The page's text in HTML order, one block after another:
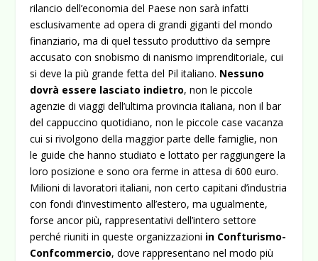
rilancio dell’economia del Paese non sarà infatti
esclusivamente ad opera di grandi giganti del mondo
finanziario, ma di quel tessuto produttivo da sempre
accusato con snobismo di nanismo imprenditoriale, cui
si deve la più grande fetta del Pil italiano. Nessuno
dovrà essere lasciato indietro, non le piccole
agenzie di viaggi dell’ultima provincia italiana, non il bar
del cappuccino quotidiano, non le piccole case vacanza
cui si rivolgono della maggior parte delle famiglie, non
le guide che hanno studiato e lottato per raggiungere la
loro posizione e sono ora ferme in attesa di 600 euro.
Milioni di lavoratori italiani, non certo capitani d’industria
con fondi d’investimento all’estero, ma ugualmente,
forse ancor più, rappresentativi dell’intero settore
perché riuniti in queste organizzazioni in Confturismo-
Confcommercio, dove rappresentano nel modo più